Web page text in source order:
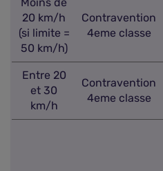
20 km/h
(si limite =
50 km/h)
Contravention
4eme classe
Entre 20
et 30
km/h
Contravention
4eme classe